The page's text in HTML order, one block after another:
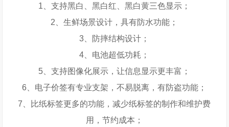
1、支持黑白、黑白红、黑白黄三色显示；
2、生鲜场景设计，具有防水功能；
3、防摔结构设计；
4、电池超低功耗；
5、支持图像化展示，让信息显示更丰富；
6、电子价签有专业支架，不易脱离，有防盗功能；
7、比纸标签更多的功能，减少纸标签的制作和维护费
用，节约成本；